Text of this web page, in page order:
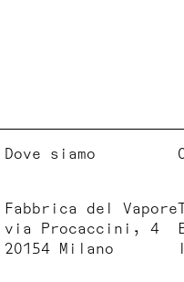
Dove siamo
Fabbrica del Vapore
via Procaccini, 4
20154 Milano